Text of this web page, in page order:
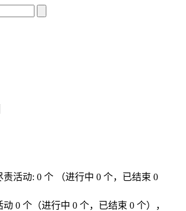
责活动:0 个 （进行中0 个，已结束0
动0 个 （进行中0 个，已结束0 个），